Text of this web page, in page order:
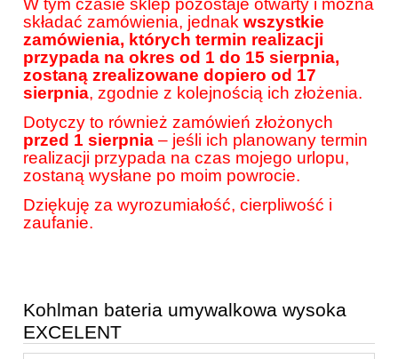
W tym czasie sklep pozostaje otwarty i można
składać zamówienia, jednak wszystkie
zamówienia, których termin realizacji
przypada na okres od 1 do 15 sierpnia,
zostaną zrealizowane dopiero od 17
sierpnia, zgodnie z kolejnością ich złożenia.
Dotyczy to również zamówień złożonych
przed 1 sierpnia – jeśli ich planowany termin
realizacji przypada na czas mojego urlopu,
zostaną wysłane po moim powrocie.
Dziękuję za wyrozumiałość, cierpliwość i
zaufanie.
Kohlman bateria umywalkowa wysoka
EXCELENT